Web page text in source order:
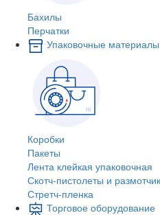
Бахилы
Перчатки
Упаковочные материалы
Коробки
Пакеты
Лента клейкая упаковочная
Скотч-пистолеты и
Стретч-пленка
Торговое оборудование